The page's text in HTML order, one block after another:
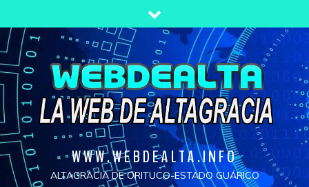
al
contenido
WWW.WEBDEALTA.INFO
ALTAGRACIA DE ORITUCO-ESTADO GUÁRICO